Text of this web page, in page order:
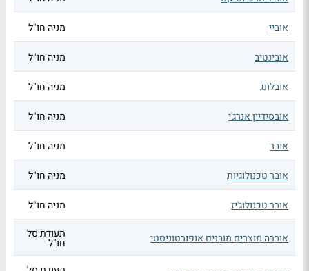
אוביי מניה חו"ל
אובינטיב מניה חו"ל
אובלונג מניה חו"ל
אובסידיין אנרג'י מניה חו"ל
אובר מניה חו"ל
אובר טכנולוגיות מניה חו"ל
אובר טכנולוג'יז מניה חו"ל
אוברה מוצרים מובנים אופורטוניסטי תעודת סל
חו"ל